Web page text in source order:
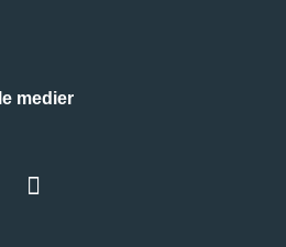
medier